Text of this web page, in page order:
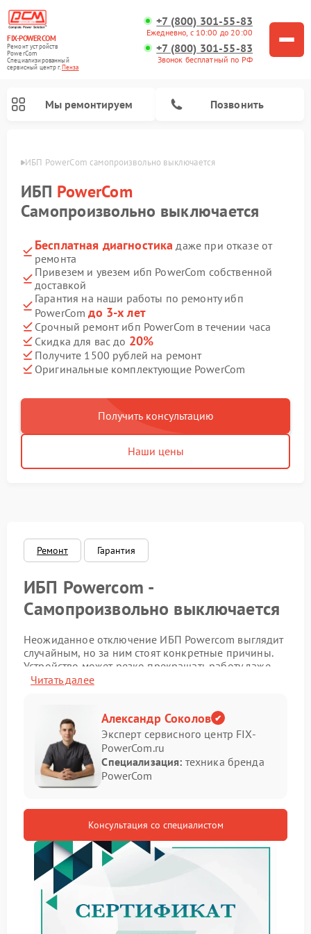
FIX-POWERCOM
Ремонт устройств
PowerCom
Специализированный
cервисный центр г.Пенза
+7 (800) 301-55-83
Ежедневно, с 10:00 до 20:00
+7 (800) 301-55-83
Звонок бесплатный по РФ
Мы ремонтируем Позвонить
ИБП PowerCom самопроизвольно выключается
ИБП PowerCom
Самопроизвольно выключается
Бесплатная диагностика даже при отказе от
ремонта
Привезем и увезем ибп PowerCom собственной
доставкой
Гарантия на наши работы по ремонту ибп
PowerComдо 3-х лет
Срочный ремонт ибп PowerCom в течении часа
Скидка для вас до 20%
Получите 1500 рублей на ремонт
Оригинальные комплектующие PowerCom
Получить консультацию
Наши цены
Ремонт Гарантия
ИБП Powercom -
Самопроизвольно выключается
Неожиданное отключение ИБП Powercom выглядит
случайным, но за ним стоят конкретные причины.
Устройство может резко прекращать работу даже
при стабильной сети, создавая риск для техники и
Как проявляется неисправность
Ситуация распознается по ряду характерных
признаков:
внезапное отключение без предупреждений;
щелчки внутри корпуса перед отключением.
Такие признаки указывают на внутренние
нарушения, которые не стоит игнорировать.
Почему это происходит
Читать далее
Александр Соколов
Эксперт сервисного центр FIX-
PowerCom.ru
Специализация: техника бренда
PowerCom
Консультация со специалистом